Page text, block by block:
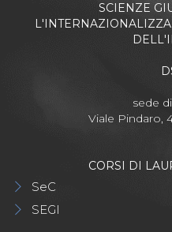
SCIENZE
sede
Viale Pindaro,
CORSI DI
SeC
SEGI